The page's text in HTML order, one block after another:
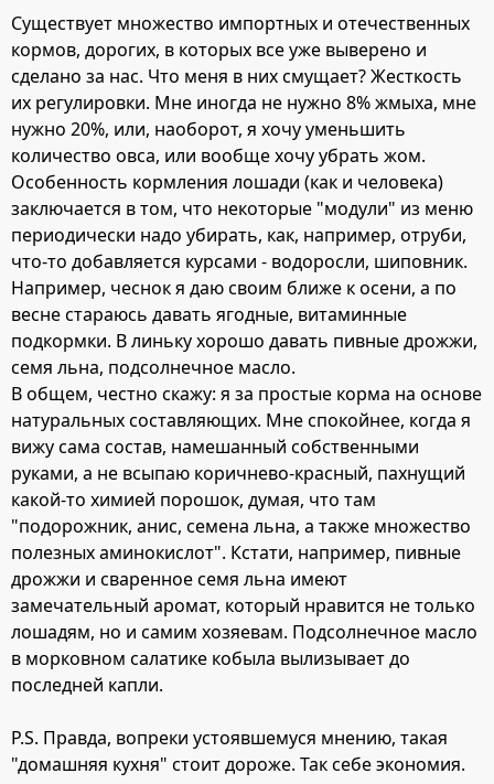
Существует множество импортных и отечественных
кормов, дорогих, в которых все уже выверено и
сделано за нас. Что меня в них смущает? Жесткость
их регулировки. Мне иногда не нужно 8% жмыха, мне
нужно 20%, или, наоборот, я хочу уменьшить
количество овса, или вообще хочу убрать жом.
Особенность кормления лошади (как и человека)
заключается в том, что некоторые "модули" из меню
периодически надо убирать, как, например, отруби,
что-то добавляется курсами - водоросли, шиповник.
Например, чеснок я даю своим ближе к осени, а по
весне стараюсь давать ягодные, витаминные
подкормки. В линьку хорошо давать пивные дрожжи,
семя льна, подсолнечное масло.
В общем, честно скажу: я за простые корма на основе
натуральных составляющих. Мне спокойнее, когда я
вижу сама состав, намешанный собственными
руками, а не всыпаю коричнево-красный, пахнущий
какой-то химией порошок, думая, что там
"подорожник, анис, семена льна, а также множество
полезных аминокислот". Кстати, например, пивные
дрожжи и сваренное семя льна имеют
замечательный аромат, который нравится не только
лошадям, но и самим хозяевам. Подсолнечное масло
в морковном салатике кобыла вылизывает до
последней капли.
P.S. Правда, вопреки устоявшемуся мнению, такая
"домашняя кухня" стоит дороже. Так себе экономия.